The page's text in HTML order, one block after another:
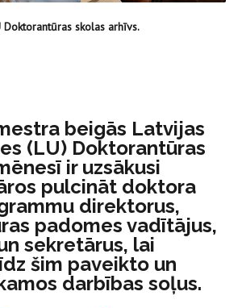
Doktorantūras skolas arhīvs.
beigās Latvijas
(LU) Doktorantūras
ir uzsākusi
pulcināt doktora
direktorus,
padomes vadītājus,
sekretārus, lai
šim paveikto un
darbības soļus.